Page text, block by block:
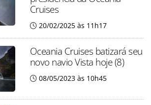
Cruises
20/02/2025 às 11h17
Oceania Cruises batizará seu
novo navio Vista hoje (8)
08/05/2023 às 10h45